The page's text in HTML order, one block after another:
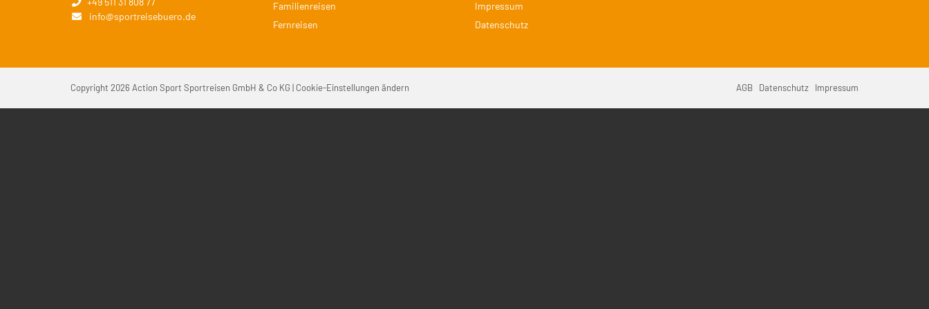
info@sportreisebuero.de
Familienreisen
Fernreisen
Impressum
Datenschutz
Copyright 2026 Action Sport Sportreisen GmbH & Co KG | Cookie-Einstellungen ändern AGB Datenschutz Impressum